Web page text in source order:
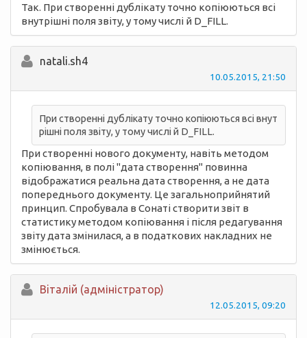
Так. При створенні дублікату точно копіюються всі
внутрішні поля звіту, у тому числі й D_FILL.
natali.sh4
10.05.2015, 21:50
При створенні дублікату точно копіюються всі внут
рішні поля звіту, у тому числі й D_FILL.
При створенні нового документу, навіть методом
копіювання, в полі "дата створення" повинна
відображатися реальна дата створення, а не дата
попереднього документу. Це загальноприйнятий
принцип. Спробувала в Сонаті створити звіт в
статистику методом копіювання і після редагування
звіту дата змінилася, а в податкових накладних не
змінюється.
Вiталій (адміністратор)
12.05.2015, 09:20